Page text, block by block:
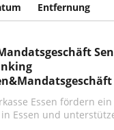
Entfernung
Essen fördern
Essen und